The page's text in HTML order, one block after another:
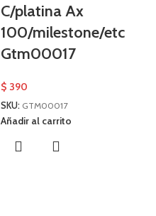
C/platina Ax
100/milestone/etc
Gtm00017
$ 390
SKU: GTM00017
Añadir al carrito